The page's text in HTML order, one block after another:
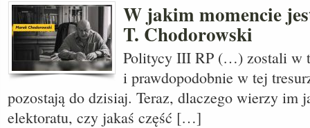
W jakim momencie
T. Chodorowski
Politycy III RP (…) zostali w
i prawdopodobnie w tej
pozostają do dzisiaj. Teraz, dlaczego wierzy im
elektoratu, czy jakaś część […]